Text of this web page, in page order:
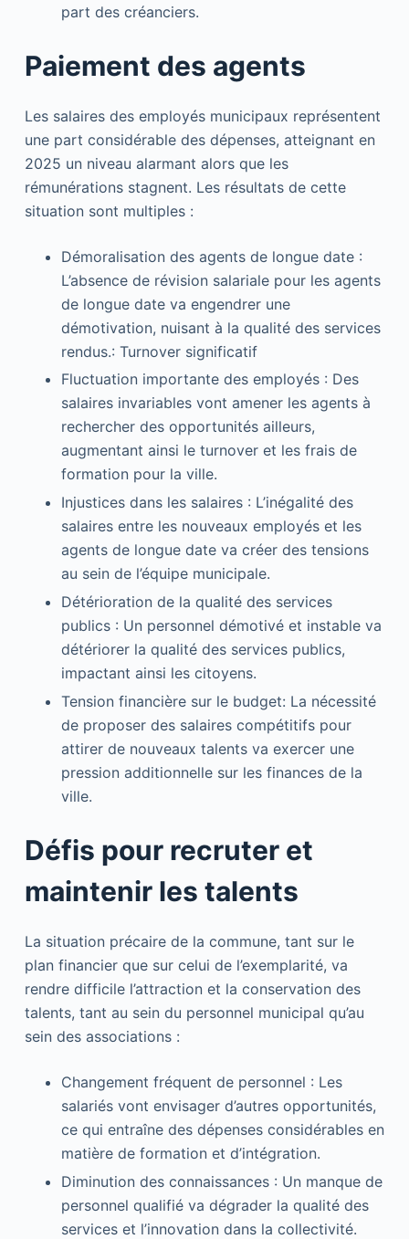
part des créanciers.
Paiement des agents
Les salaires des employés municipaux représentent
une part considérable des dépenses, atteignant en
2025 un niveau alarmant alors que les
rémunérations stagnent. Les résultats de cette
situation sont multiples :
Démoralisation des agents de longue date :
L’absence de révision salariale pour les agents
de longue date va engendrer une
démotivation, nuisant à la qualité des services
rendus.: Turnover significatif
Fluctuation importante des employés : Des
salaires invariables vont amener les agents à
rechercher des opportunités ailleurs,
augmentant ainsi le turnover et les frais de
formation pour la ville.
Injustices dans les salaires : L’inégalité des
salaires entre les nouveaux employés et les
agents de longue date va créer des tensions
au sein de l’équipe municipale.
Détérioration de la qualité des services
publics : Un personnel démotivé et instable va
détériorer la qualité des services publics,
impactant ainsi les citoyens.
Tension financière sur le budget: La nécessité
de proposer des salaires compétitifs pour
attirer de nouveaux talents va exercer une
pression additionnelle sur les finances de la
ville.
Défis pour recruter et
maintenir les talents
La situation précaire de la commune, tant sur le
plan financier que sur celui de l’exemplarité, va
rendre difficile l’attraction et la conservation des
talents, tant au sein du personnel municipal qu’au
sein des associations :
Changement fréquent de personnel : Les
salariés vont envisager d’autres opportunités,
ce qui entraîne des dépenses considérables en
matière de formation et d’intégration.
Diminution des connaissances : Un manque de
personnel qualifié va dégrader la qualité des
services et l’innovation dans la collectivité.